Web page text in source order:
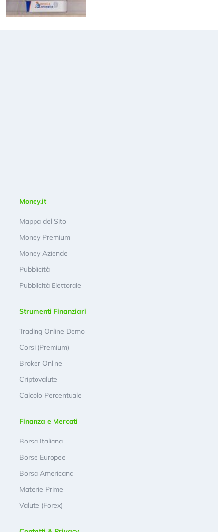
Money.it
Mappa del Sito
Money Premium
Money Aziende
Pubblicità
Pubblicità Elettorale
Strumenti Finanziari
Trading Online Demo
Corsi (Premium)
Broker Online
Criptovalute
Calcolo Percentuale
Finanza e Mercati
Borsa Italiana
Borse Europee
Borsa Americana
Materie Prime
Valute (Forex)